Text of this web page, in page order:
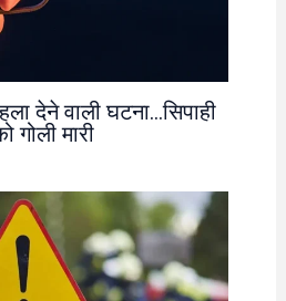
देने वाली घटना…सिपाही
गोली मारी